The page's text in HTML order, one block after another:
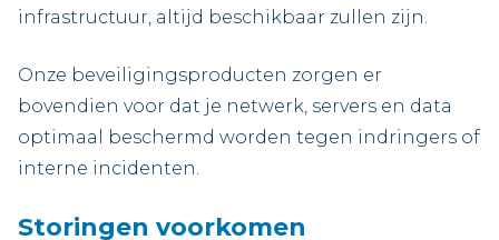
infrastructuur, altijd beschikbaar zullen zijn.
Onze beveiligingsproducten zorgen er
bovendien voor dat je netwerk, servers en data
optimaal beschermd worden tegen indringers of
interne incidenten.
Storingen voorkomen